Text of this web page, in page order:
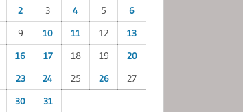
2 3 4 5
6
9 10 11 12
13
16 17 18 19
20
23 24 25 26
27
30
31